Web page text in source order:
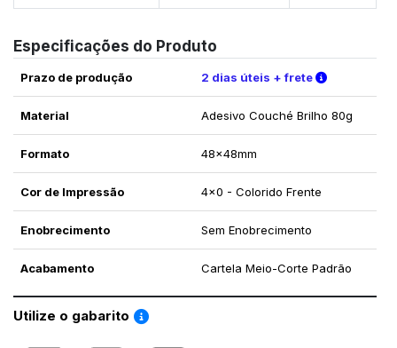
Especificações do Produto
Prazo de produção 2 dias úteis + frete Verifique
Material Adesivo Couché Brilho 80g
Formato 48x48mm
Cor de Impressão 4x0 - Colorido Frente
Enobrecimento Sem Enobrecimento
Acabamento Cartela Meio-Corte Padrão
Utilize o gabarito Saiba como utilizar os nossos gabaritos